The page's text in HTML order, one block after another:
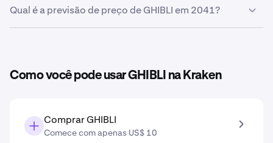
Com base em sua projeção de crescimento inserida na
Qual é a previsão de preço de GHIBLI em 2041?
de GHIBLI em 2041éR$ 0,0014.
Como você pode usar GHIBLI na Kraken
Comprar GHIBLI
Comece com apenas US$ 10